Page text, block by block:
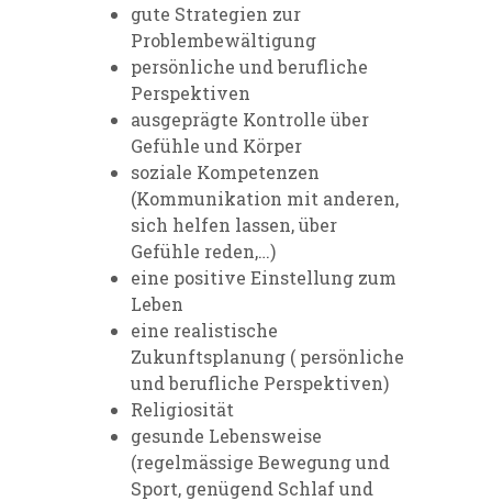
gute Strategien zur
Problembewältigung
persönliche und berufliche
Perspektiven
ausgeprägte Kontrolle über
Gefühle und Körper
soziale Kompetenzen
(Kommunikation mit anderen,
sich helfen lassen, über
Gefühle reden,…)
eine positive Einstellung zum
Leben
eine realistische
Zukunftsplanung ( persönliche
und berufliche Perspektiven)
Religiosität
gesunde Lebensweise
(regelmässige Bewegung und
Sport, genügend Schlaf und